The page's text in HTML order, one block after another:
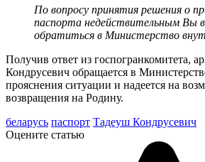
По вопросу принятия решения о
паспорта недействительным Вы
обратиться в Министерство
Получив ответ из госпогранкомитета,
Кондрусевич обращается в
прояснения ситуации и надеется на
возвращения на Родину.
беларусь паспорт Тадеуш Кондрусевич
Оцените статью